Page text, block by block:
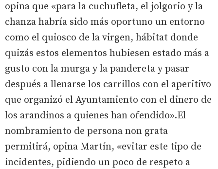
opina que «para la cuchufleta, el jolgorio y la
chanza habría sido más oportuno un entorno
como el quiosco de la virgen, hábitat donde
quizás estos elementos hubiesen estado más a
gusto con la murga y la pandereta y pasar
después a llenarse los carrillos con el aperitivo
que organizó el Ayuntamiento con el dinero de
los arandinos a quienes han ofendido».El
nombramiento de persona non grata
permitirá, opina Martín, «evitar este tipo de
incidentes, pidiendo un poco de respeto a